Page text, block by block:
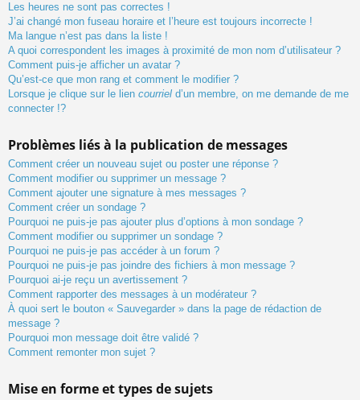
Les heures ne sont pas correctes !
J’ai changé mon fuseau horaire et l’heure est toujours incorrecte !
Ma langue n’est pas dans la liste !
A quoi correspondent les images à proximité de mon nom d’utilisateur ?
Comment puis-je afficher un avatar ?
Qu’est-ce que mon rang et comment le modifier ?
Lorsque je clique sur le lien courriel d’un membre, on me demande de me
connecter !?
Problèmes liés à la publication de messages
Comment créer un nouveau sujet ou poster une réponse ?
Comment modifier ou supprimer un message ?
Comment ajouter une signature à mes messages ?
Comment créer un sondage ?
Pourquoi ne puis-je pas ajouter plus d’options à mon sondage ?
Comment modifier ou supprimer un sondage ?
Pourquoi ne puis-je pas accéder à un forum ?
Pourquoi ne puis-je pas joindre des fichiers à mon message ?
Pourquoi ai-je reçu un avertissement ?
Comment rapporter des messages à un modérateur ?
À quoi sert le bouton « Sauvegarder » dans la page de rédaction de
message ?
Pourquoi mon message doit être validé ?
Comment remonter mon sujet ?
Mise en forme et types de sujets